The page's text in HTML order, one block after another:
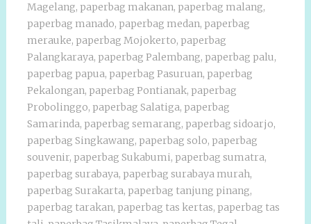
Magelang, paperbag makanan, paperbag malang,
paperbag manado, paperbag medan, paperbag
merauke, paperbag Mojokerto, paperbag
Palangkaraya, paperbag Palembang, paperbag palu,
paperbag papua, paperbag Pasuruan, paperbag
Pekalongan, paperbag Pontianak, paperbag
Probolinggo, paperbag Salatiga, paperbag
Samarinda, paperbag semarang, paperbag sidoarjo,
paperbag Singkawang, paperbag solo, paperbag
souvenir, paperbag Sukabumi, paperbag sumatra,
paperbag surabaya, paperbag surabaya murah,
paperbag Surakarta, paperbag tanjung pinang,
paperbag tarakan, paperbag tas kertas, paperbag tas